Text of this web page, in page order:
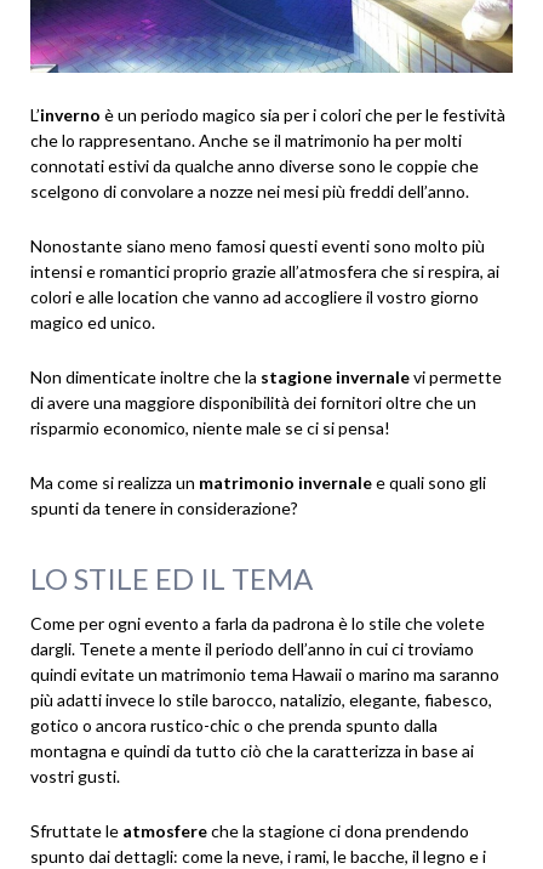
L’inverno è un periodo magico sia per i colori che per le festività
che lo rappresentano. Anche se il matrimonio ha per molti
connotati estivi da qualche anno diverse sono le coppie che
scelgono di convolare a nozze nei mesi più freddi dell’anno.
Nonostante siano meno famosi questi eventi sono molto più
intensi e romantici proprio grazie all’atmosfera che si respira, ai
colori e alle location che vanno ad accogliere il vostro giorno
magico ed unico.
Non dimenticate inoltre che la stagione invernalevi permette
di avere una maggiore disponibilità dei fornitori oltre che un
risparmio economico, niente male se ci si pensa!
Ma come si realizza un matrimonio invernalee quali sono gli
spunti da tenere in considerazione?
LO STILE ED IL TEMA
Come per ogni evento a farla da padrona è lo stile che volete
dargli. Tenete a mente il periodo dell’anno in cui ci troviamo
quindi evitate un matrimonio tema Hawaii o marino ma saranno
più adatti invece lo stile barocco, natalizio, elegante, fiabesco,
gotico o ancora rustico-chic o che prenda spunto dalla
montagna e quindi da tutto ciò che la caratterizza in base ai
vostri gusti.
Sfruttate le atmosfereche la stagione ci dona prendendo
spunto dai dettagli: come la neve, i rami, le bacche, il legno e i